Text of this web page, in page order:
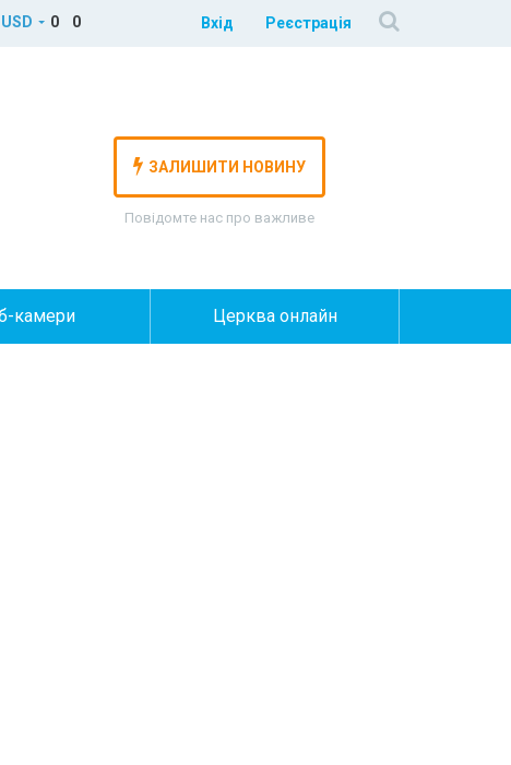
USD 0 0 Вхід Реєстрація
ЗАЛИШИТИ НОВИНУ
Повідомте нас про важливе
камери Церква онлайн